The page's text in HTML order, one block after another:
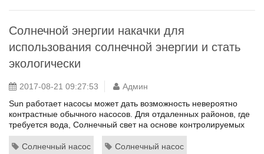
Солнечной энергии накачки для
использования солнечной энергии и стать
экологически
2017-08-21 09:27:53
Админ
Sun работает насосы может дать возможность невероятно
контрастные обычного насосов. Для отдаленных районов, где
требуется вода, Солнечный свет на основе контролируемых
воды насос может быть идеальное расположение. Для
владельца имущества, с изюминкой воды в их патио солнце
Солнечный насос Солнечный насос